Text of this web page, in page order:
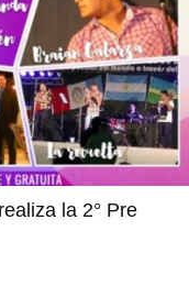
la 2° Pre